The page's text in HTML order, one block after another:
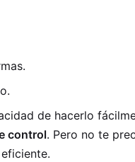
de hacerlo
control. Pero no te